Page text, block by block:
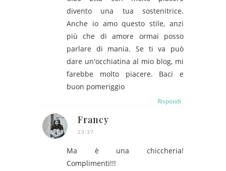
divento una tua sostenitrice.
Anche io amo questo stile, anzi
più che di amore ormai posso
parlare di mania. Se ti va può
dare un'occhiatina al mio blog, mi
farebbe molto piacere. Baci e
buon pomeriggio
Rispondi
Francy
23:37
Ma è una chiccheria!
Complimenti!!!